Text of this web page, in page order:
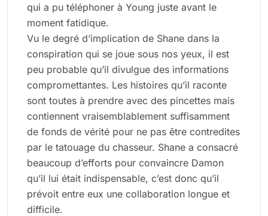
qui a pu téléphoner à Young juste avant le
moment fatidique.
Vu le degré d’implication de Shane dans la
conspiration qui se joue sous nos yeux, il est
peu probable qu’il divulgue des informations
compromettantes. Les histoires qu’il raconte
sont toutes à prendre avec des pincettes mais
contiennent vraisemblablement suffisamment
de fonds de vérité pour ne pas être contredites
par le tatouage du chasseur. Shane a consacré
beaucoup d’efforts pour convaincre Damon
qu’il lui était indispensable, c’est donc qu’il
prévoit entre eux une collaboration longue et
difficile.